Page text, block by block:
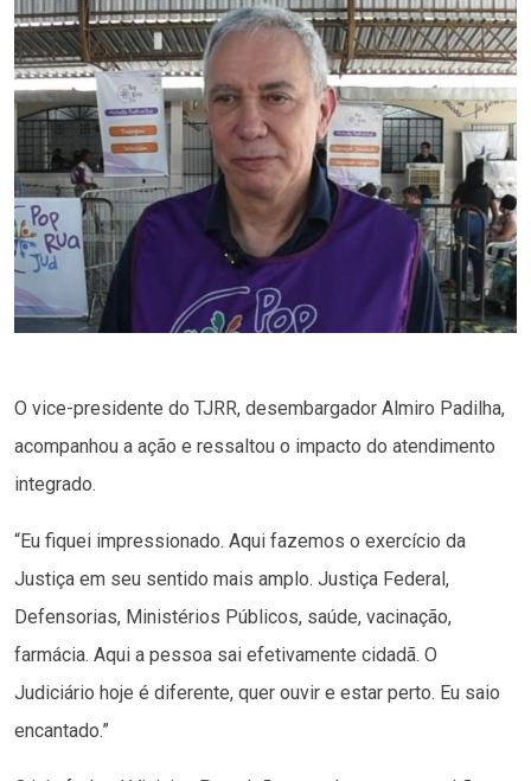
O vice-presidente do TJRR, desembargador Almiro Padilha,
acompanhou a ação e ressaltou o impacto do atendimento
integrado.
“Eu fiquei impressionado. Aqui fazemos o exercício da
Justiça em seu sentido mais amplo. Justiça Federal,
Defensorias, Ministérios Públicos, saúde, vacinação,
farmácia. Aqui a pessoa sai efetivamente cidadã. O
Judiciário hoje é diferente, quer ouvir e estar perto. Eu saio
encantado.”